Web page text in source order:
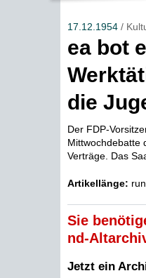
17.12.1954/
ea bot
die
Der FDP-
Mittwochdebatte
Verträge. Das
Artikellänge:
Sie
nd-
Jetzt ein